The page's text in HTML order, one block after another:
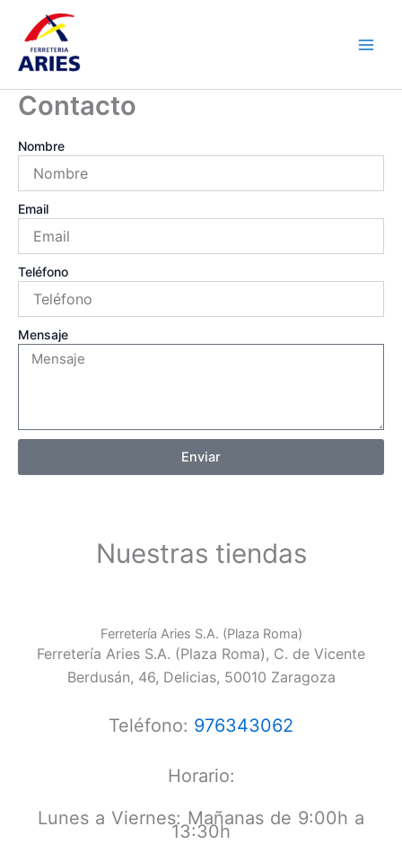
contenido
Contacto
Nombre
Email
Teléfono
Mensaje
Enviar
Nuestras tiendas
Ferretería Aries S.A. (Plaza Roma)
Ferretería Aries S.A. (Plaza Roma), C. de Vicente
Berdusán, 46, Delicias, 50010 Zaragoza
Teléfono: 976343062
Horario:
Lunes a Viernes: Mañanas de 9:00h a
13:30h